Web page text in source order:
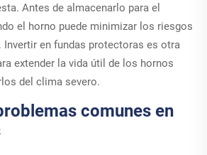
Antes de almacenarlo para el
el horno puede minimizar los riesgos
en fundas protectoras es otra
extender la vida útil de los hornos
del clima severo.
comunes en